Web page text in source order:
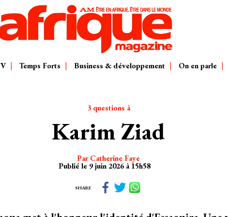
Temps Forts Business & développement On en parle
3 questions à
Karim Ziad
Par Catherine Faye
Publié le 9 juin 2026 à 15h58
SHARE